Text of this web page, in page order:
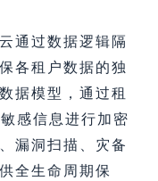
通过数据逻辑隔
各租户数据的独
据模型，通过租
感信息进行加密
漏洞扫描、灾备
全生命周期保